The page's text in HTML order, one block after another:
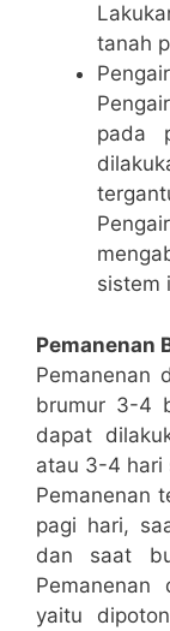
tanah
pada
sistem
Pemanenan
Pemanenan
brumur 3-4
dapat
atau 3-4 hari
Pemanenan
pagi hari,
dan saat
yaitu